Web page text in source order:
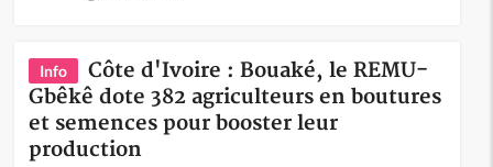
Info
Côte d'Ivoire : Bouaké, le REMU-
Gbêkê dote 382 agriculteurs en boutures
et semences pour booster leur
production